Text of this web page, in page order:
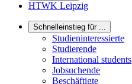
HTWK Leipzig
Schnelleinstieg für ...
Studieninteressierte
Studierende
International students
Jobsuchende
Beschäftigte